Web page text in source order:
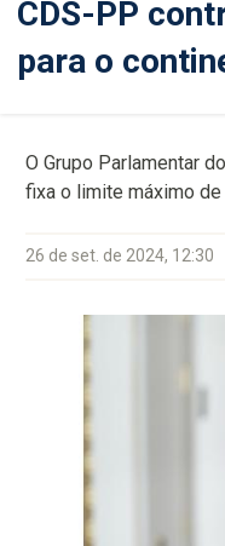
CDS-PP
para o
O Grupo Parlamentar
fixa o limite máximo
26 de set. de 2024, 12:30